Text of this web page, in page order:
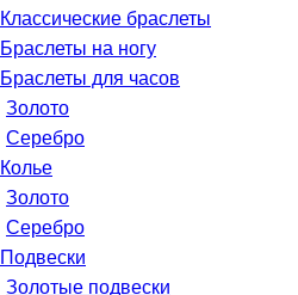
Классические браслеты
Браслеты на ногу
Браслеты для часов
Золото
Серебро
Колье
Золото
Серебро
Подвески
Золотые подвески